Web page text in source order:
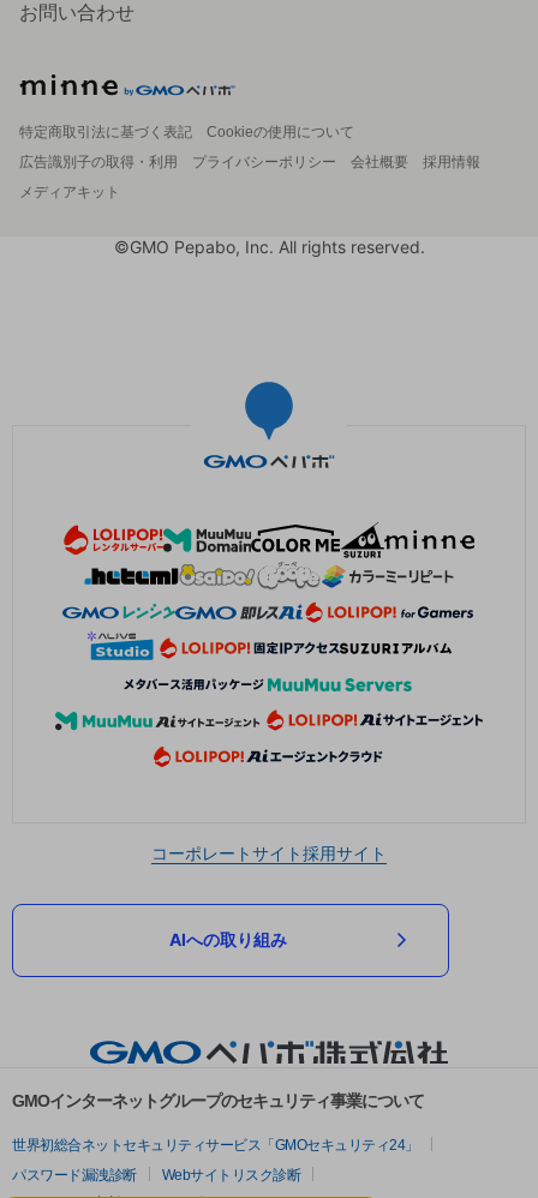
お問い合わせ
特定商取引法に基づく表記
Cookieの使用について
広告識別子の取得・利用
プライバシーポリシー 会社概要
採用情報
メディアキット
©GMO Pepabo, Inc. All rights reserved.
コーポレートサイト採用サイト
AIへの取り組み
GMOインターネットグループのセキュリティ事業について
世界初総合ネットセキュリティサービス「GMOセキュリティ24」
パスワード漏洩診断
Webサイトリスク診断